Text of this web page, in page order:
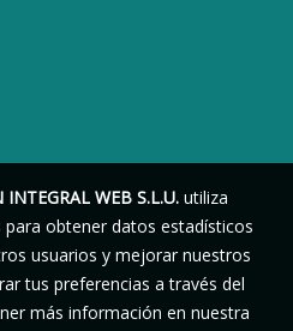
WEB S.L.U. utiliza
obtener datos estadísticos
usuarios y mejorar nuestros
tus preferencias a través del
más información en nuestra